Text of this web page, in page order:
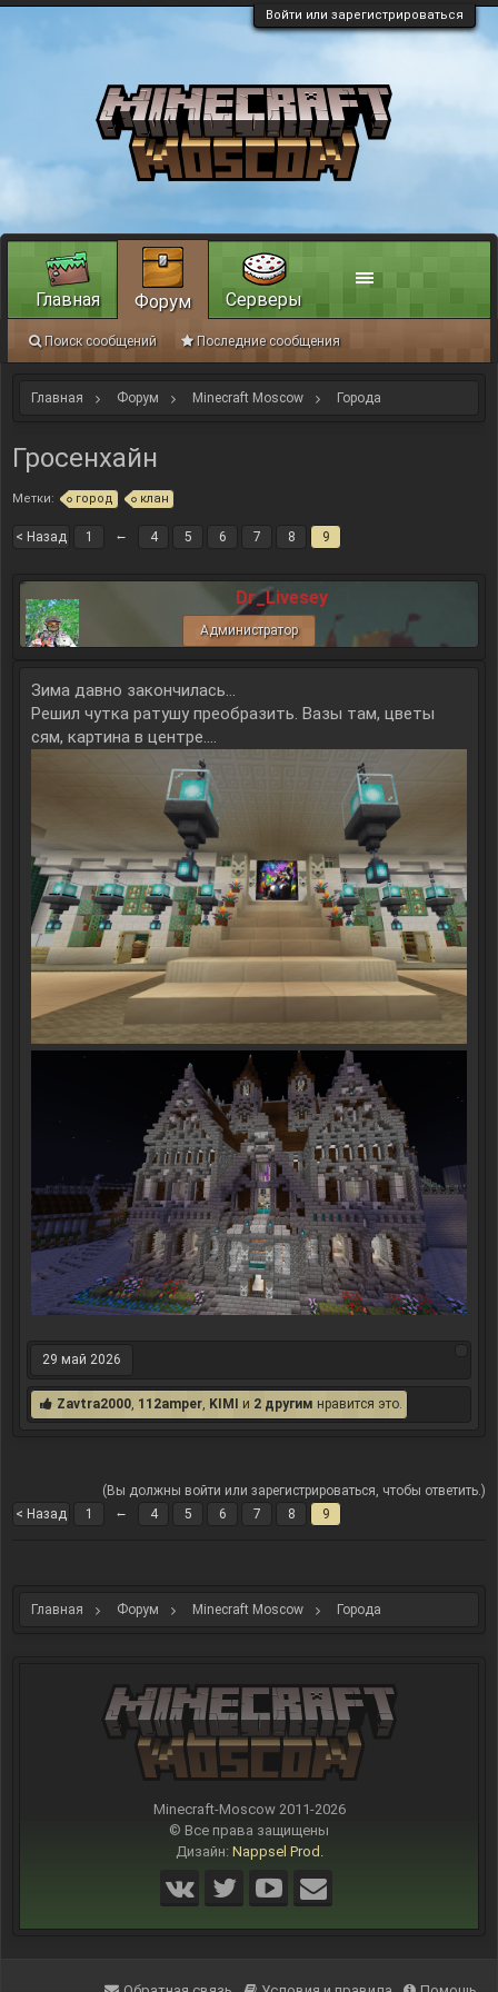
Войти или зарегистрироваться
Главная Форум Minecraft Moscow Города
Гросенхайн
Метки: город клан
< Назад 1 ← 4 5 6 7 8 9
Dr_Livesey
Администратор
Зима давно закончилась...
Решил чутка ратушу преобразить. Вазы там, цветы
сям, картина в центре....
29 май 2026
Zavtra2000, 112amper, KIMI и 2 другим нравится это.
(Вы должны войти или зарегистрироваться, чтобы ответить.)
< Назад
1 ← 4 5 6 7 8 9
Главная Форум Minecraft Moscow Города
Minecraft-Moscow 2011-2026
© Все права защищены
Дизайн: Nappsel Prod.
Главная Форум
Поиск сообщений Последние сообщения
Серверы